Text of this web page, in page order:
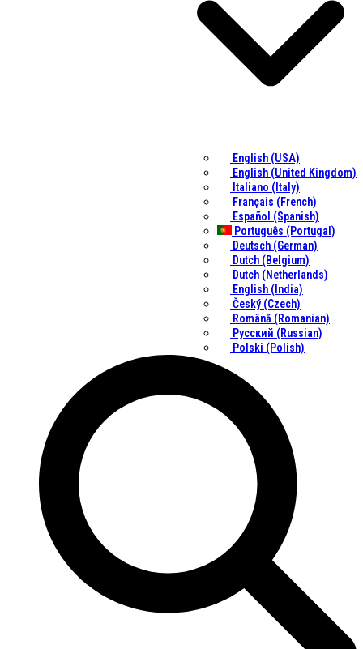
English (USA)
English (United Kingdom)
Italiano (Italy)
Français (French)
Español (Spanish)
Português (Portugal)
Deutsch (German)
Dutch (Belgium)
Dutch (Netherlands)
English (India)
Český (Czech)
Română (Romanian)
Русский (Russian)
Polski (Polish)